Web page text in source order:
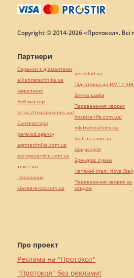
Copyright © 2014-2026 «Протокол». Всі
Про проект
Реклама на "Протокол"
"Протокол" без реклами!
Партнери
Сережки з діамантами
alliancetechnika.ua
миралинкс
Веб мастер
https://motokosmos.ua/
Синтезатори
perevod.agency
agrotechnika.com.ua
europeservice.com.ua
текст юа
Посилання
kievperevod.com.ua
pereklad.ua
Підготовка до НМТ /
Винна шафа
Перевезення хворих
hospice-life.com.ua/
mk-translations.ua
maltina.com.ua
Шафи купе
Брендові сумки
Натяжні стелі Nova
Перевезення хворих за
кордон